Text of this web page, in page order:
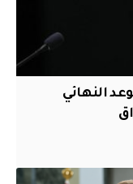
النهائي